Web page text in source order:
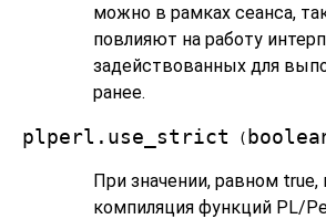
можно в рамках сеанса,
повлияют на работу
задействованных для
ранее.
plperl.use_strict (
При значении, равном
компиляция функций PL/